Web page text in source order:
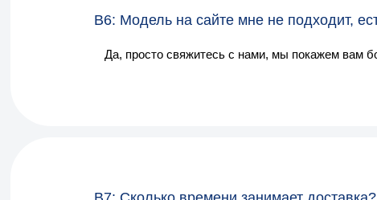
В6: Модель на сайте мне не подходит,
Да, просто свяжитесь с нами, мы покажем вам